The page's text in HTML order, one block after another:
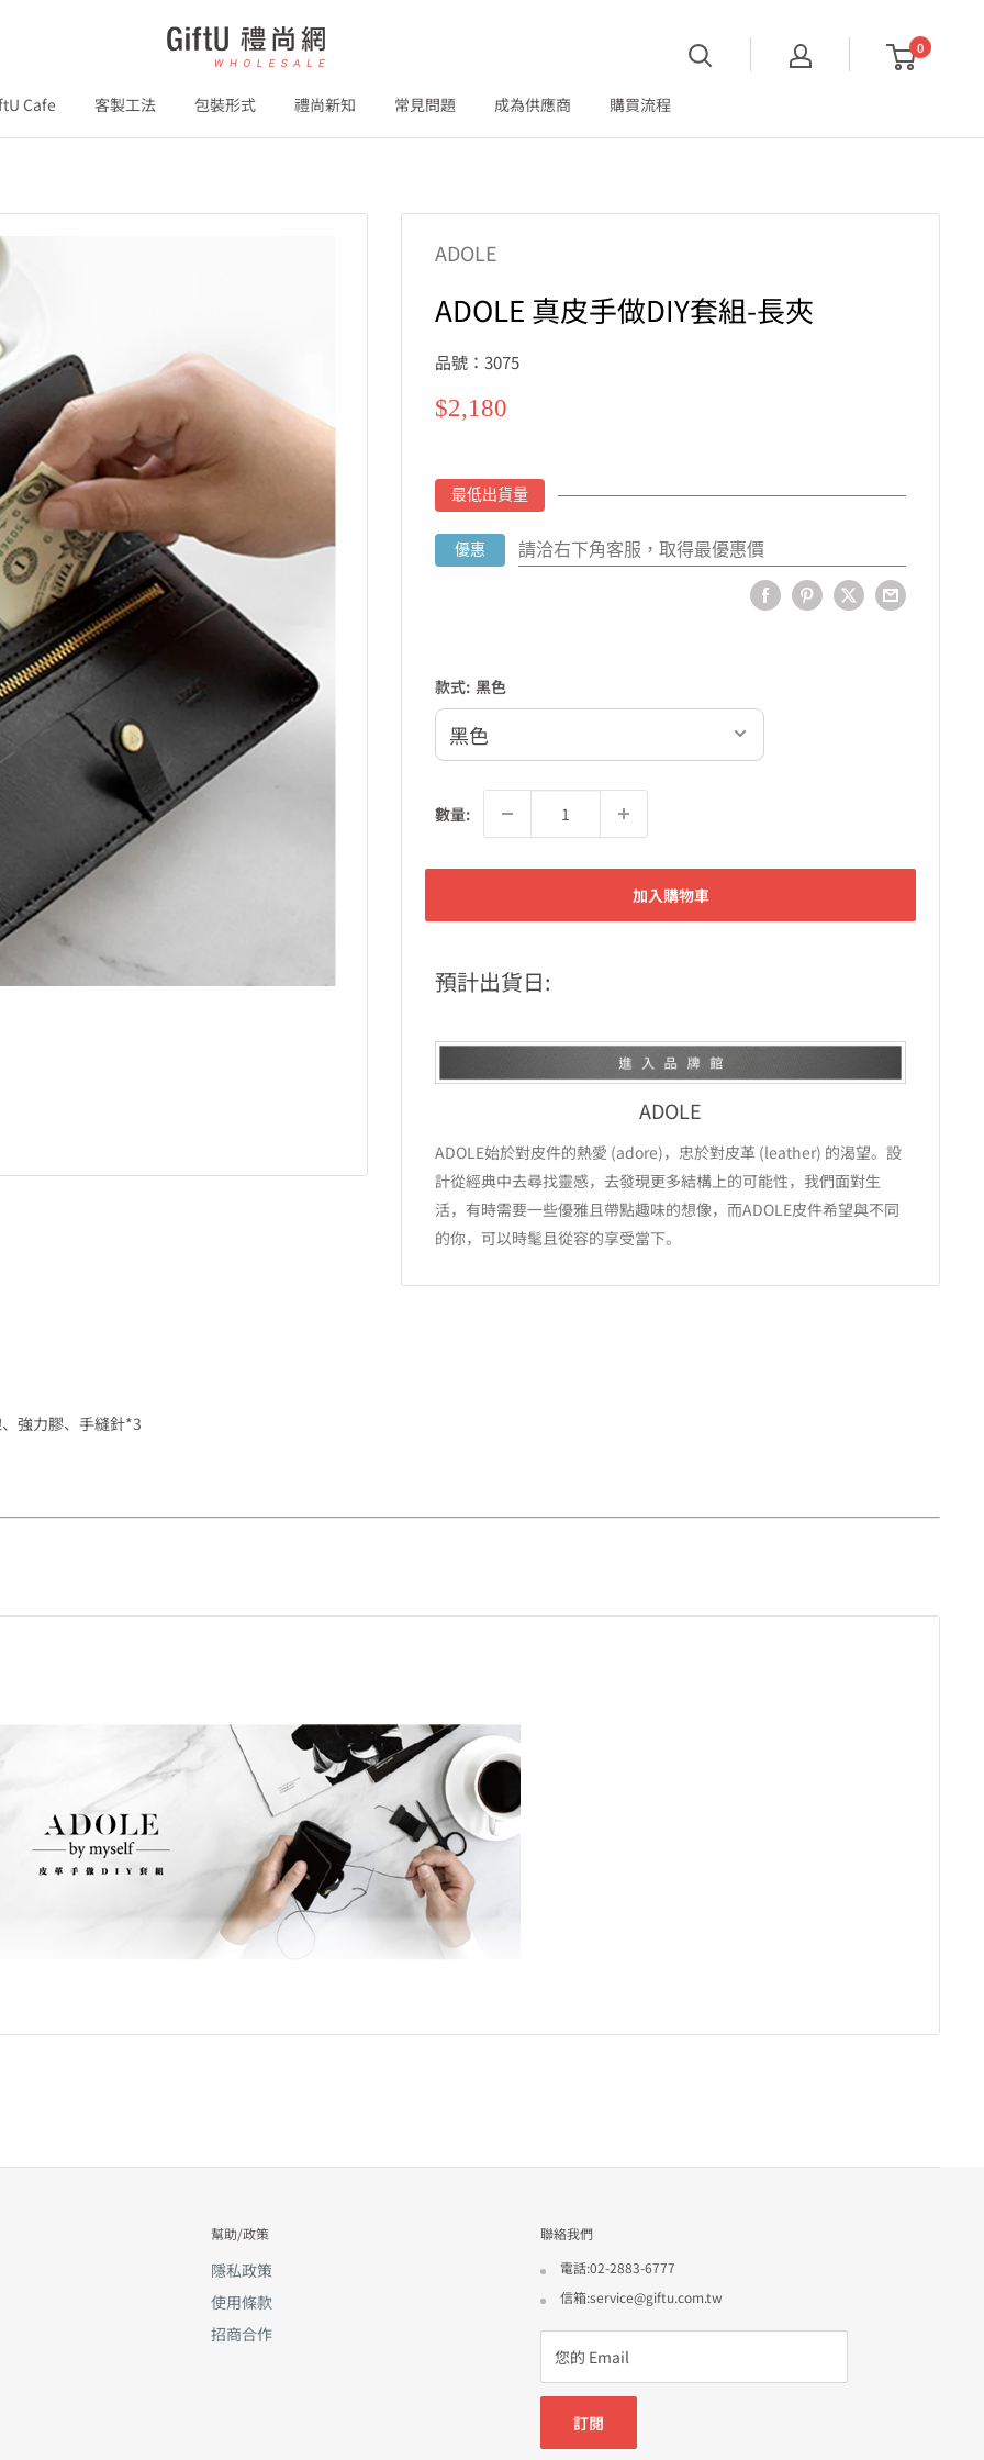
GiftU
0
Cafe 客製工法 包裝形式 禮尚新知 常見問題 成為供應商 購買流程
ADOLE
ADOLE 真皮手做DIY套組-長夾
品號：3075
特
$2,180
最低出貨量
優惠 請洽右下角客服，取得最優惠價
款式: 黑色
數量:
加入購物車
預計出貨日:
ADOLE
ADOLE始於對皮件的熱愛 (adore)，忠於對皮革 (leather) 的渴望。設
計從經典中去尋找靈感，去發現更多結構上的可能性，我們面對生
活，有時需要一些優雅且帶點趣味的想像，而ADOLE皮件希望與不同
的你，可以時髦且從容的享受當下。
強力膠、手縫針*3
幫助/政策
隱私政策
使用條款
招商合作
聯絡我們
電話:02-2883-6777
信箱:service@giftu.com.tw
您的 Email
訂閱